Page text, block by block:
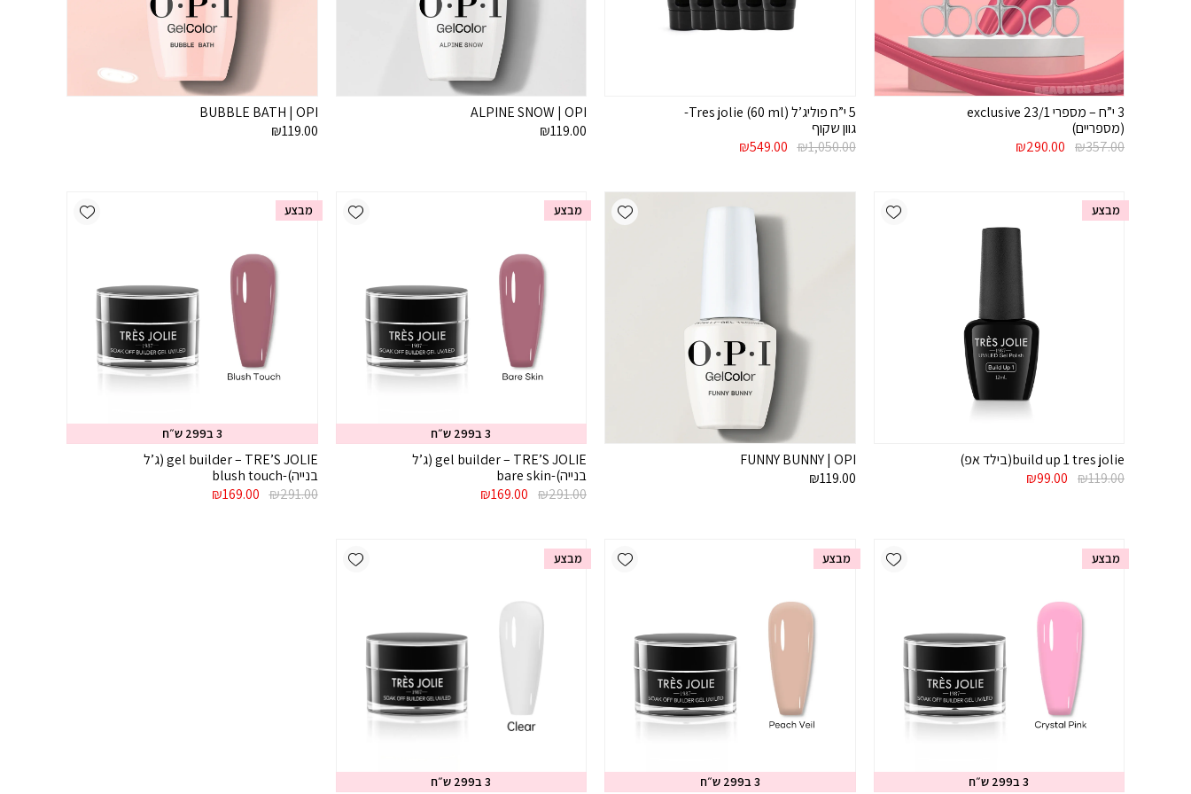
3 י”ח – מספרי exclusive 23/1
(מספריים)
₪357.00
המחיר
₪290.00
5 י”ח פוליג’ל Tres jolie (60 ml)-
גוון שקוף
₪1,050.00
המחיר
₪1,050.00.
₪549.00
₪549.00.
ALPINE SNOW | OPI
₪119.00
BUBBLE BATH | OPI
₪119.00
Add wishlist מבצע
build up 1 tres jolie(בילד אפ)
₪119.00
המחיר ₪99.00
Add wishlist
FUNNY BUNNY | OPI
₪119.00
Add wishlist
3 ב299 ש״ח
מבצע
gel builder – TRE’S JOLIE (ג’ל
בנייה)-bare skin
₪291.00
המחיר
₪169.00
Add wishlist
3 ב299 ש״ח
מבצע
gel builder – TRE’S JOLIE (ג’ל
בנייה)-blush touch
₪291.00
המחיר
₪169.00
Add wishlist
3 ב299 ש״ח
מבצע Add wishlist
3 ב299 ש״ח
מבצע Add wishlist
3 ב299 ש״ח
מבצע